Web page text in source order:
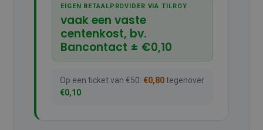
EIGEN BETAALPROVIDER VIA TILROY
vaak een vaste
centenkost, bv.
Bancontact ± €0,10
Op een ticket van €50: €0,80tegenover
€0,10